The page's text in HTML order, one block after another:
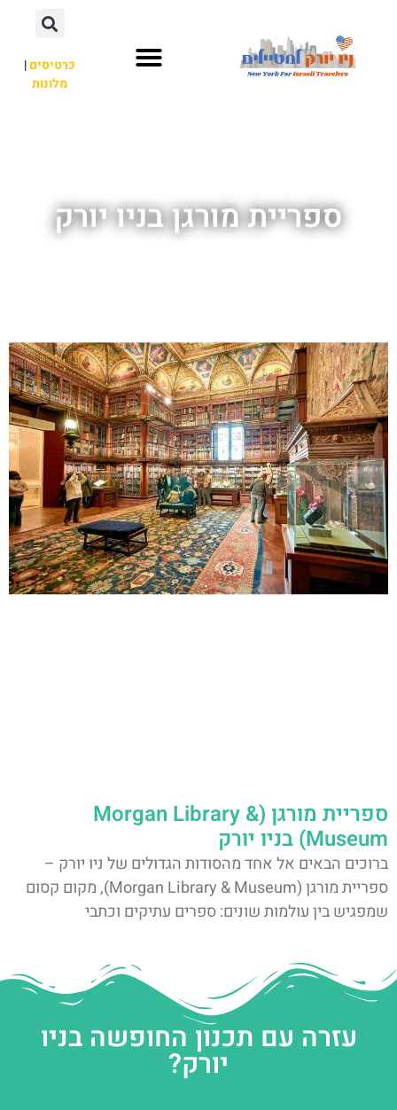
כרטיסים|
מלונות
ספריית מורגן בניו יורק
ספריית מורגן (Morgan Library &
Museum) בניו יורק
ברוכים הבאים אל אחד מהסודות הגדולים של ניו יורק –
ספריית מורגן (Morgan Library & Museum), מקום קסום
שמפגיש בין עולמות שונים: ספרים עתיקים וכתבי
עזרה עם תכנון החופשה בניו
יורק?